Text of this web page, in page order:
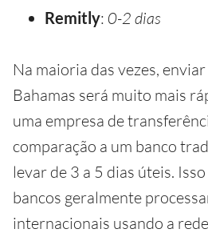
Remitly: 0-2 dias
Na maioria das vezes,
Bahamas será muito mais
uma empresa de
comparação a um banco
levar de 3 a 5 dias úteis.
bancos geralmente
internacionais usando a